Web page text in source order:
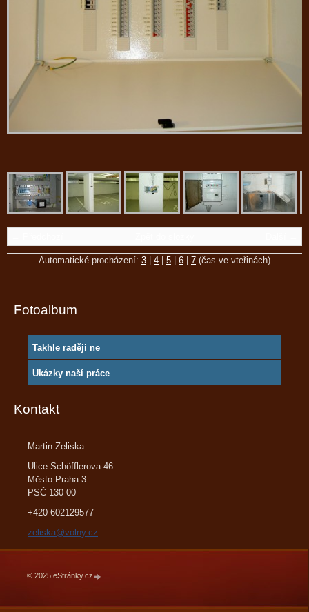
Automatické procházení: 3 4 5 6 7 (čas ve vteřinách)
Fotoalbum
Takhle raději ne
Ukázky naší práce
Kontakt
Martin Zeliska
Ulice Schöfflerova 46
Město Praha 3
PSČ 130 00
+420 602129577
zeliska@volny.cz
© 2025 eStránky.cz